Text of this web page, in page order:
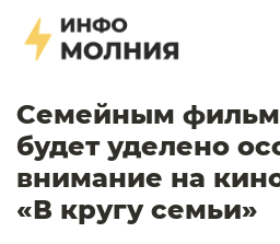
Семейным
будет уделено
внимание на
«В кругу семьи»